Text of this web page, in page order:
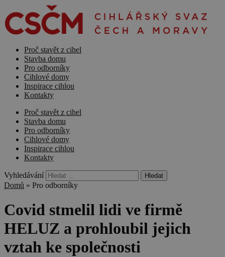
Proč stavět z cihel
Stavba domu
Pro odborníky
Cihlové domy
Inspirace cihlou
Kontakty
Proč stavět z cihel
Stavba domu
Pro odborníky
Cihlové domy
Inspirace cihlou
Kontakty
Vyhledávání
Domů » Pro odborníky
Covid stmelil lidi ve firmě
HELUZ a prohloubil jejich
vztah ke společnosti